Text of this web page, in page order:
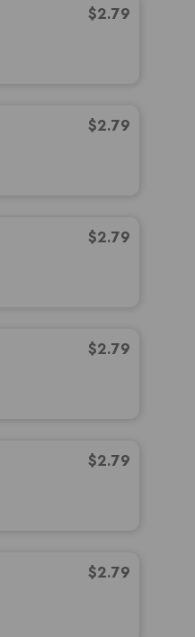
$2.79
$2.79
$2.79
$2.79
$2.79
$2.79